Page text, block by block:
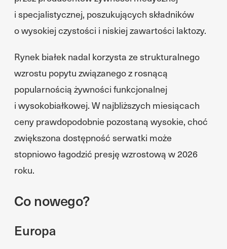
i specjalistycznej, poszukujących składników
o wysokiej czystości i niskiej zawartości laktozy.
Rynek białek nadal korzysta ze strukturalnego
wzrostu popytu związanego z rosnącą
popularnością żywności funkcjonalnej
i wysokobiałkowej. W najbliższych miesiącach
ceny prawdopodobnie pozostaną wysokie, choć
zwiększona dostępność serwatki może
stopniowo łagodzić presję wzrostową w 2026
roku.
Co nowego?
Europa